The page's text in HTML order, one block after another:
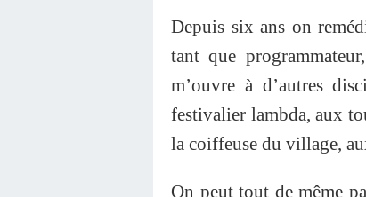
Depuis six ans on
tant que
m’ouvre à d’autres
festivalier lambda, aux
la coiffeuse du village,
On peut tout de même